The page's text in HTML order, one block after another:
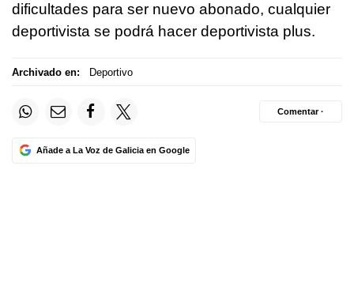
dificultades para ser nuevo abonado, cualquier
deportivista se podrá hacer deportivista plus.
Archivado en: Deportivo
Añade a La Voz de Galicia en Google
Comentar ·